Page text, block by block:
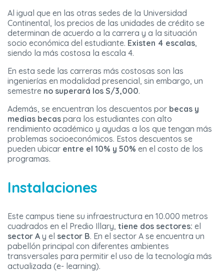
Al igual que en las otras sedes de la Universidad
Continental, los precios de las unidades de crédito se
determinan de acuerdo a la carrera y a la situación
socio económica del estudiante. Existen 4 escalas,
siendo la más costosa la escala 4.
En esta sede las carreras más costosas son las
ingenierías en modalidad presencial, sin embargo, un
semestre no superará los S/3,000.
Además, se encuentran los descuentos por becas y
medias becas para los estudiantes con alto
rendimiento académico y ayudas a los que tengan más
problemas socioeconómicos. Estos descuentos se
pueden ubicar entre el 10% y 50% en el costo de los
programas.
Instalaciones
Este campus tiene su infraestructura en 10.000 metros
cuadrados en el Predio Illary, tiene dos sectores: el
sector A y el sector B. En el sector A se encuentra un
pabellón principal con diferentes ambientes
transversales para permitir el uso de la tecnología más
actualizada (e- learning).